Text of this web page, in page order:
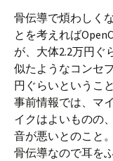
骨伝導で煩わしく
とを考えれば
が、大体2.2万円ぐ
似たようなコンセ
円ぐらいというこ
事前情報では、マ
イクはよいものの
音が悪いとのこと
骨伝導なので耳を